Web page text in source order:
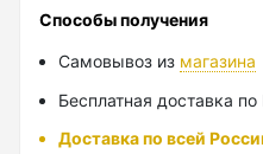
Способы получения
Самовывоз из магазина
Бесплатная доставка
Доставка по всей
Лазерные уровни
Лазерные уровни (с